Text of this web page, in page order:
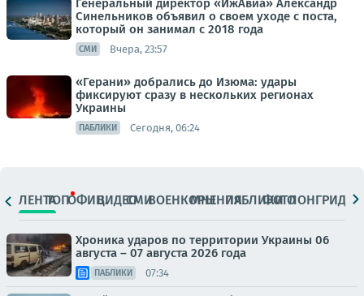
Генеральный директор «ИжАвиа» Александр
Синельников объявил о своем уходе с поста,
который он занимал с 2018 года
СМИ Вчера, 23:57
«Герани» добрались до Изюма: удары
фиксируют сразу в нескольких регионах
Украины
ПАБЛИКИ Сегодня, 06:24
ЛЕНТАТОПОФИЦ.ВИДЕОСМИВОЕНКОРЫМНЕНИЯПАБЛИКИ
ФОТОЛОНГРИДЫ
Хроника ударов по территории Украины 06
августа – 07 августа 2026 года
ПАБЛИКИ 07:34